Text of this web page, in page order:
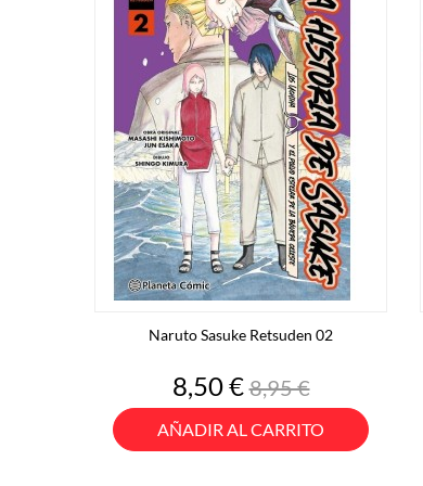
Naruto Sasuke Retsuden 02
Precio
8,50 €Precio
base
8,95 €
AÑADIR AL CARRITO